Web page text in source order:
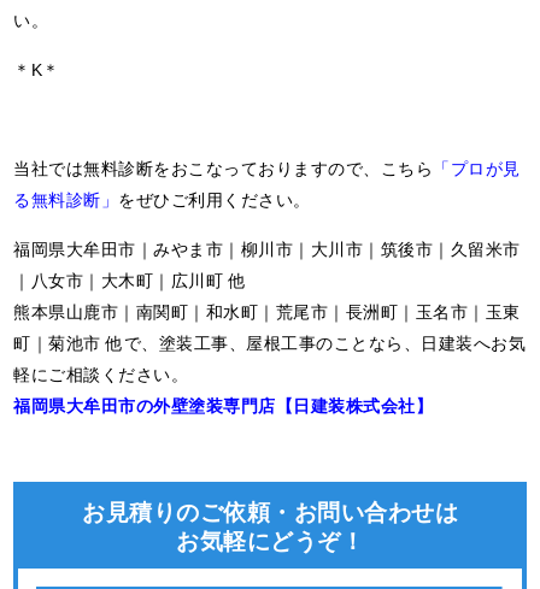
い。
＊K＊
当社では無料診断をおこなっておりますので、こちら
「プロが見
る無料診断」 をぜひご利用ください。
福岡県大牟田市｜みやま市｜柳川市｜大川市｜筑後市｜久留米市
｜八女市｜大木町｜広川町 他
熊本県山鹿市｜南関町｜和水町｜荒尾市｜長洲町｜玉名市｜玉東
町｜菊池市 他で、塗装工事、屋根工事のことなら、日建装へお気
軽にご相談ください。
福岡県大牟田市の外壁塗装専門店【日建装株式会社】
お見積りのご依頼・お問い合わせは
お気軽にどうぞ！